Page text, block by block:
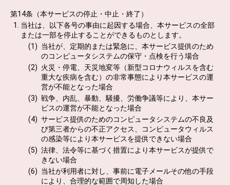
第14条（本サービスの停止・中止・終了）
当社は、以下各号の事由に起因する場合、本サービスの全部
または一部を停止することができるものとします。
当社が、定期的または緊急に、本サービス提供のため
のコンピュータシステムの保守・点検を行う場合
火災・停電、天災地変等（新型コロナウィルスを含む
重大な疾病を含む）の非常事態により本サービスの運
営が不能となった場合
戦争、内乱、暴動、騒擾、労働争議等により、本サー
ビスの運営が不能となった場合
サービス提供のためのコンピュータシステムの不良及
び第三者からの不正アクセス、コンピュータウィルス
の感染等により本サービスを提供できない場合
法律、法令等に基づく措置により本サービスが提供で
きない場合
当社が利用者に対し、事前に電子メールその他の手段
により、合理的な範囲で周知した場合